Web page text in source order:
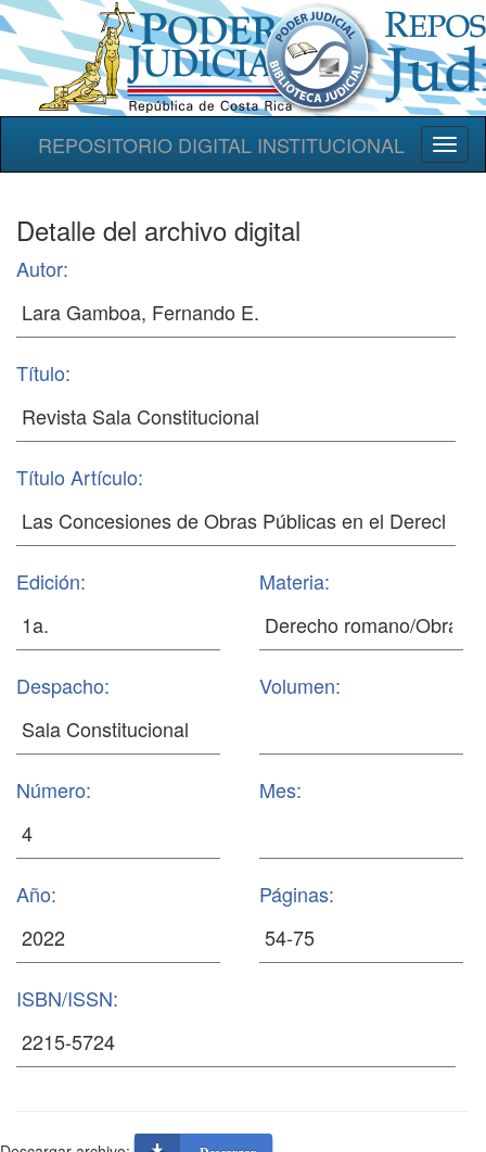
REPOSITORIO DIGITAL INSTITUCIONAL
Detalle del archivo digital
Autor:
Título:
Título Artículo:
Edición: Materia:
Despacho: Volumen:
Número: Mes:
Año: Páginas:
ISBN/ISSN: